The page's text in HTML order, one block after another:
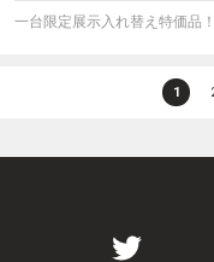
一台限定展示入れ替え特価品！
1